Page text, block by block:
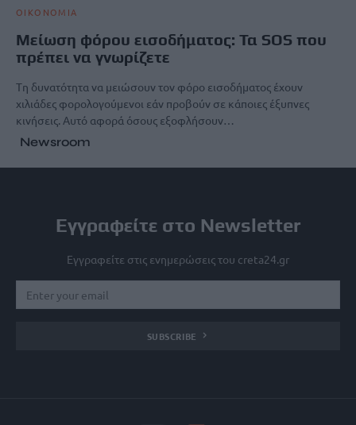
ΟΙΚΟΝΟΜΙΑ
Μείωση φόρου εισοδήματος: Τα SOS που
πρέπει να γνωρίζετε
Tη δυνατότητα να μειώσουν τον φόρο εισοδήματος έχουν
χιλιάδες φορολογούμενοι εάν προβούν σε κάποιες έξυπνες
κινήσεις. Αυτό αφορά όσους εξοφλήσουν…
Newsroom
Εγγραφείτε στο Newsletter
Εγγραφείτε στις ενημερώσεις του creta24.gr
SUBSCRIBE